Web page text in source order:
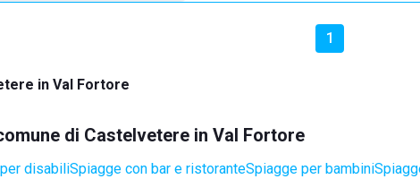
1
in Val Fortore
di Castelvetere in Val Fortore
disabiliSpiagge con bar e ristoranteSpiagge per bambini